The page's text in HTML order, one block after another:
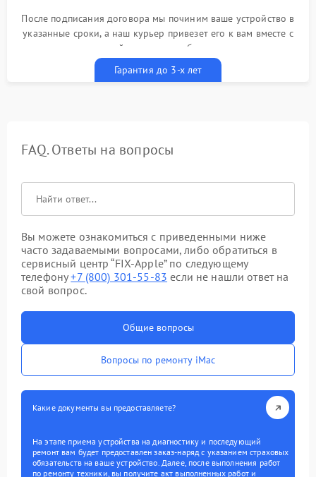
После подписания договора мы починим ваше устройство в
указанные сроки, а наш курьер привезет его к вам вместе с
гарантийным талоном бесплатно
Гарантия до 3-х лет
FAQ. Ответы на вопросы
Вы можете ознакомиться с приведенными ниже
часто задаваемыми вопросами, либо обратиться в
сервисный центр “FIX-Apple” по следующему
телефону+7 (800) 301-55-83 если не нашли ответ на
свой вопрос.
Общие вопросы
Вопросы по ремонту iMac
Какие документы вы предоставляете?
На этапе приема устройства на диагностику и последующий
ремонт вам будет предоставлен заказ-наряд с указанием страховых
обязательств на ваше устройство. Далее, после выполнения работ
по ремонту техники, вы получите акт выполненных работ и